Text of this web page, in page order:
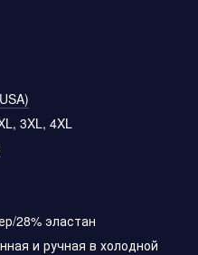
3XL, 4XL
28% эластан
и ручная в холодной